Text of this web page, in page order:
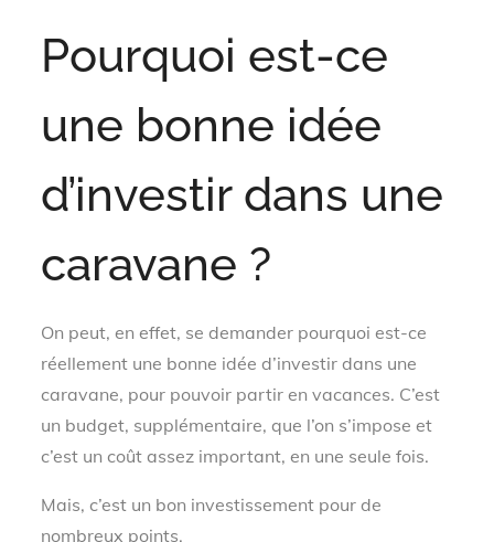
Pourquoi est-ce
une bonne idée
d’investir dans une
caravane ?
On peut, en effet, se demander pourquoi est-ce
réellement une bonne idée d’investir dans une
caravane, pour pouvoir partir en vacances. C’est
un budget, supplémentaire, que l’on s’impose et
c’est un coût assez important, en une seule fois.
Mais, c’est un bon investissement pour de
nombreux points.